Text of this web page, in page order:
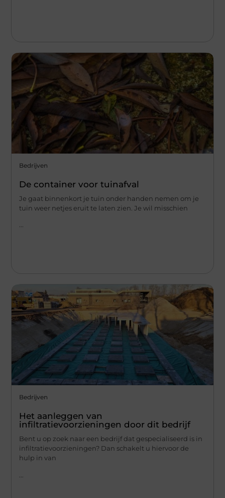
Bedrijven
De container voor tuinafval
Je gaat binnenkort je tuin onder handen nemen om je
tuin weer netjes eruit te laten zien. Je wil misschien
Bedrijven
Het aanleggen van
infiltratievoorzieningen door dit bedrijf
Bent u op zoek naar een bedrijf dat gespecialiseerd is in
infiltratievoorzieningen? Dan schakelt u hiervoor de
hulp in van